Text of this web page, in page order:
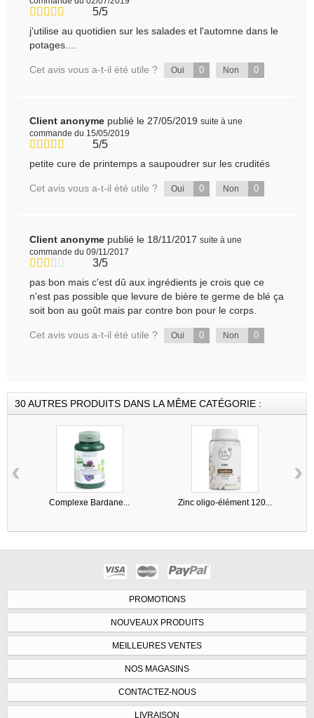
5/5
j'utilise au quotidien sur les salades et l'automne dans le
potages....
Cet avis vous a-t-il été utile ? Oui 0 Non 0
Client anonyme publié le 27/05/2019 suite à une
commande du 15/05/2019
5/5
petite cure de printemps a saupoudrer sur les crudités
Cet avis vous a-t-il été utile ? Oui 0 Non 0
Client anonyme publié le 18/11/2017 suite à une
commande du 09/11/2017
3/5
pas bon mais c'est dû aux ingrédients je crois que ce
n'est pas possible que levure de bière te germe de blé ça
soit bon au goût mais par contre bon pour le corps.
Cet avis vous a-t-il été utile ? Oui 0 Non 0
30 AUTRES PRODUITS DANS LA MÊME CATÉGORIE :
Complexe Bardane... Zinc oligo-élément 120...
‹ ›
PROMOTIONS
NOUVEAUX PRODUITS
MEILLEURES VENTES
NOS MAGASINS
CONTACTEZ-NOUS
LIVRAISON